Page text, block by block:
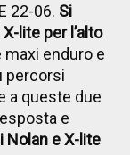
22-06. Si
lite per l’alto
maxi enduro e
percorsi
a queste due
e
Nolan e X-lite